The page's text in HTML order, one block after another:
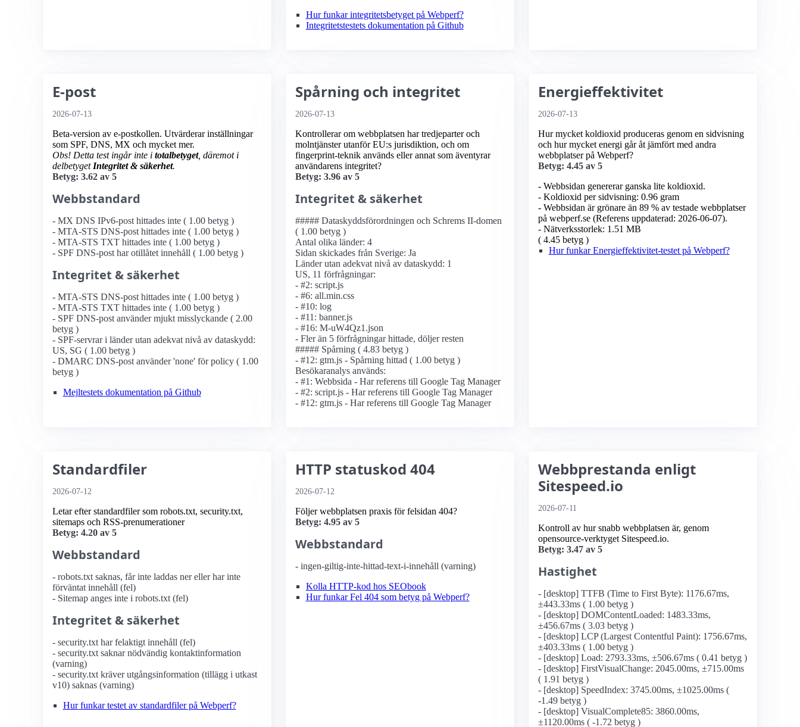
Hur funkar integritetsbetyget på Webperf?
Integritetstestets dokumentation på Github
E-post
2026-07-13
Beta-version av e-postkollen. Utvärderar inställningar
som SPF, DNS, MX och mycket mer.
Obs! Detta test ingår inte i totalbetyget, däremot i
delbetyget Integritet & säkerhet.
Betyg: 3.62 av 5
Webbstandard
- MX DNS IPv6-post hittades inte ( 1.00 betyg )
- MTA-STS DNS-post hittades inte ( 1.00 betyg )
- MTA-STS TXT hittades inte ( 1.00 betyg )
- SPF DNS-post har otillåtet innehåll ( 1.00 betyg )
Integritet & säkerhet
- MTA-STS DNS-post hittades inte ( 1.00 betyg )
- MTA-STS TXT hittades inte ( 1.00 betyg )
- SPF DNS-post använder mjukt misslyckande ( 2.00
betyg )
- SPF-servrar i länder utan adekvat nivå av dataskydd:
US, SG ( 1.00 betyg )
- DMARC DNS-post använder 'none' för policy ( 1.00
betyg )
Mejltestets dokumentation på Github
Spårning och integritet
2026-07-13
Kontrollerar om webbplatsen har tredjeparter och
molntjänster utanför EU:s jurisdiktion, och om
fingerprint-teknik används eller annat som äventyrar
användarens integritet?
Betyg: 3.96 av 5
Integritet & säkerhet
##### Dataskyddsförordningen och Schrems II-domen
( 1.00 betyg )
Antal olika länder: 4
Sidan skickades från Sverige: Ja
Länder utan adekvat nivå av dataskydd: 1
US, 11 förfrågningar:
- #2: script.js
- #6: all.min.css
- #10: log
- #11: banner.js
- #16: M-uW4Qz1.json
- Fler än 5 förfrågningar hittade, döljer resten
##### Spårning ( 4.83 betyg )
- #12: gtm.js - Spårning hittad ( 1.00 betyg )
Besökaranalys används:
- #1: Webbsida - Har referens till Google Tag Manager
- #2: script.js - Har referens till Google Tag Manager
- #12: gtm.js - Har referens till Google Tag Manager
Energieffektivitet
2026-07-13
Hur mycket koldioxid produceras genom en sidvisning
och hur mycket energi går åt jämfört med andra
webbplatser på Webperf?
Betyg: 4.45 av 5
- Webbsidan genererar ganska lite koldioxid.
- Koldioxid per sidvisning: 0.96 gram
- Webbsidan är grönare än 89 % av testade webbplatser
på webperf.se (Referens uppdaterad: 2026-06-07).
- Nätverksstorlek: 1.51 MB
( 4.45 betyg )
Hur funkar Energieffektivitet-testet på Webperf?
Standardfiler
2026-07-12
Letar efter standardfiler som robots.txt, security.txt,
sitemaps och RSS-prenumerationer
Betyg: 4.20 av 5
Webbstandard
- robots.txt saknas, får inte laddas ner eller har inte
förväntat innehåll (fel)
- Sitemap anges inte i robots.txt (fel)
Integritet & säkerhet
- security.txt har felaktigt innehåll (fel)
- security.txt saknar nödvändig kontaktinformation
(varning)
- security.txt kräver utgångsinformation (tillägg i utkast
v10) saknas (varning)
Hur funkar testet av standardfiler på Webperf?
HTTP statuskod 404
2026-07-12
Följer webbplatsen praxis för felsidan 404?
Betyg: 4.95 av 5
Webbstandard
- ingen-giltig-inte-hittad-text-i-innehåll (varning)
Kolla HTTP-kod hos SEObook
Hur funkar Fel 404 som betyg på Webperf?
Webbprestanda enligt
Sitespeed.io
2026-07-11
Kontroll av hur snabb webbplatsen är, genom
opensource-verktyget Sitespeed.io.
Betyg: 3.47 av 5
Hastighet
- [desktop] TTFB (Time to First Byte): 1176.67ms,
±443.33ms ( 1.00 betyg )
- [desktop] DOMContentLoaded: 1483.33ms,
±456.67ms ( 3.03 betyg )
- [desktop] LCP (Largest Contentful Paint): 1756.67ms,
±403.33ms ( 1.00 betyg )
- [desktop] Load: 2793.33ms, ±506.67ms ( 0.41 betyg )
- [desktop] FirstVisualChange: 2045.00ms, ±715.00ms
( 1.91 betyg )
- [desktop] SpeedIndex: 3745.00ms, ±1025.00ms (
-1.49 betyg )
- [desktop] VisualComplete85: 3860.00ms,
±1120.00ms ( -1.72 betyg )